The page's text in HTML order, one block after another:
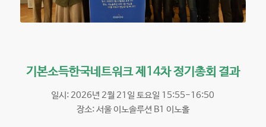
기본소득한국네트워크 제14차 정기총회 결과
일시: 2026년 2월 21일 토요일 15:55-16:50
장소: 서울 이노솔루션 B1 이노홀